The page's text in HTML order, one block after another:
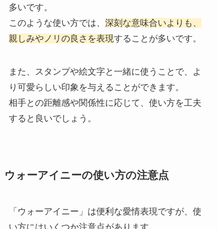
多いです。
このような使い方では、 深刻な意味合いよりも、
親しみやノリの良さを表現することが多いです。
また、スタンプや絵文字と一緒に使うことで、よ
り可愛らしい印象を与えることができます。
相手との距離感や関係性に応じて、使い方を工夫
すると良いでしょう。
ウォーアイニーの使い方の注意点
「ウォーアイニー」は便利な愛情表現ですが、使
い方にはいくつか注意点があります。